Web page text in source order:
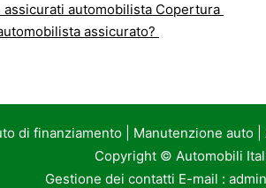
automobilista Copertura
assicurato?
di finanziamento| Manutenzione auto|
Copyright © Automobili
Gestione dei contatti E-mail :